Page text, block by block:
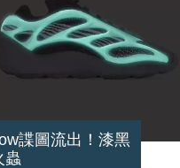
諜圖流出！漆黑
蟲